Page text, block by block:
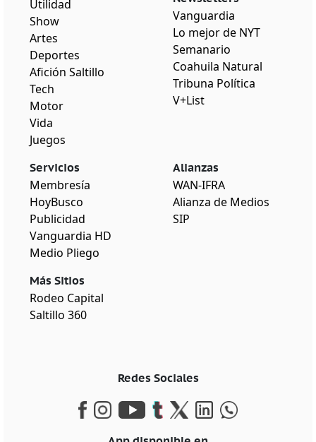
Utilidad
Show
Artes
Deportes
Afición Saltillo
Tech
Motor
Vida
Juegos
Vanguardia
Lo mejor de NYT
Semanario
Coahuila Natural
Tribuna Política
V+List
Servicios
Membresía
HoyBusco
Publicidad
Vanguardia HD
Medio Pliego
Más Sitios
Rodeo Capital
Saltillo 360
Alianzas
WAN-IFRA
Alianza de Medios
SIP
Redes Sociales